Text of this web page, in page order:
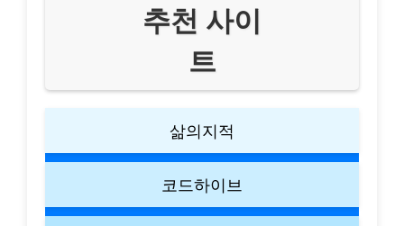
추천 사이
트
삶의지적
코드하이브